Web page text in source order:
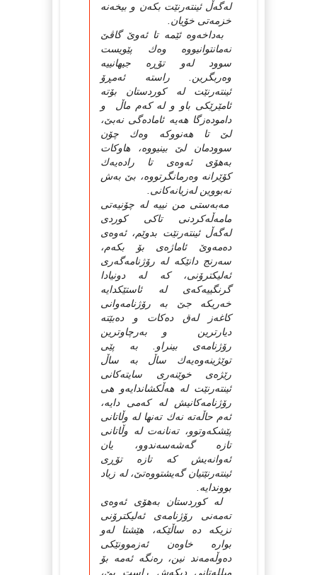
له‌گه‌ڵ ئینته‌رنێت بكه‌ن و بیخه‌نه‌
خزمه‌تى خۆیان.
به‌داخه‌وه‌ ئێمه‌ تا ئه‌وێ گاڤێ
نه‌مانتوانیووه‌ وه‌ك پێویست
سوود له‌و تۆڕه‌ جیهانییه‌
وه‌ربگرین. راسته‌ ئه‌مڕۆ
ئینته‌رنێت له‌ كوردستان بۆته‌
ئامێرێكى باو و له‌ كه‌م ماڵ و
داموده‌زگا هه‌یه‌ ئاماده‌گى نه‌بێ،
لێ تا هه‌نووكه‌ وه‌ك چۆن
سوودمان لێ بینیووه‌، هاوكات
به‌هۆى ئه‌وه‌ى تا راده‌یه‌ك
كۆێرانه‌ وه‌رمانگرتووه‌، بێ به‌ش
نه‌بووین له‌زیانه‌كانی.
مه‌به‌ستى من نییه‌ له‌ چۆنیه‌تى
مامه‌ڵه‌كردنى تاكى كوردى
له‌گه‌ڵ ئینته‌رنێت بدوێم، ئه‌وه‌ى
ده‌مه‌وێ ئاماژه‌ى بۆ بكه‌م،
سه‌رنج دانێكه‌ له‌ رۆژنامه‌گه‌رى
ئه‌لیكترۆنی، كه‌ له‌ دونیادا
گرنگییه‌كه‌ى له‌ ئاستێكدایه‌
خه‌ریكه‌ جێ به‌ رۆژنامه‌وانى
كاغه‌ز له‌ق ده‌كات و ده‌بێته‌
دیارترین و به‌رچاوترین
رۆژنامه‌ى بینراو. به‌ پێى
توێژینه‌وه‌یه‌ك ساڵ به‌ ساڵ
رێژه‌ى خوێنه‌رى سایته‌كانى
ئینته‌رنێت له‌ هه‌ڵكشاندایه‌و هى
رۆژنامه‌كانیش له‌ كه‌می دایه‌،
ئه‌م حاڵه‌ته‌ نه‌ك ته‌نها له‌ وڵاتانى
پێشكه‌وتوو، ته‌نانه‌ت له‌ وڵاتانى
تازه‌ گه‌شه‌سه‌ندوو، یان
ئه‌وانه‌یش كه‌ تازه‌ تۆڕى
ئینته‌رنێتیان گه‌یشتووه‌تێ، له‌ زیاد
بووندایه‌.
له‌ كوردستان به‌هۆى ئه‌وه‌ى
ته‌مه‌نى رۆژنامه‌ى ئه‌لیكترۆنی
نزیكه‌ ده‌ ساڵێكه‌، هێشتا له‌و
بواره‌ خاوه‌ن ئه‌زموونێكى
ده‌وڵه‌مه‌ند نین، ره‌نگه‌ ئه‌مه‌ بۆ
میلله‌تانى دیكه‌ش راست بێ،